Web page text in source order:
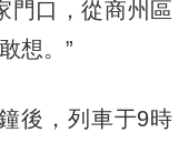
門口，從商州區
想。”
後，列車于9時